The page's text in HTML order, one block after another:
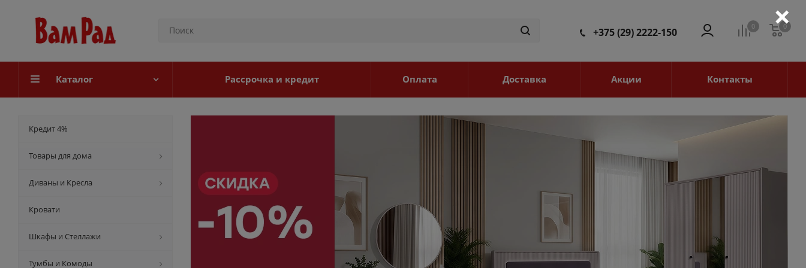
0 0
0
+375 (29) 2222-150
Каталог Рассрочка и кредит Оплата Доставка Акции Контакты
Кредит 4%
Товары для дома
Диваны и Кресла
Кровати
Шкафы и Стеллажи
Тумбы и Комоды
×